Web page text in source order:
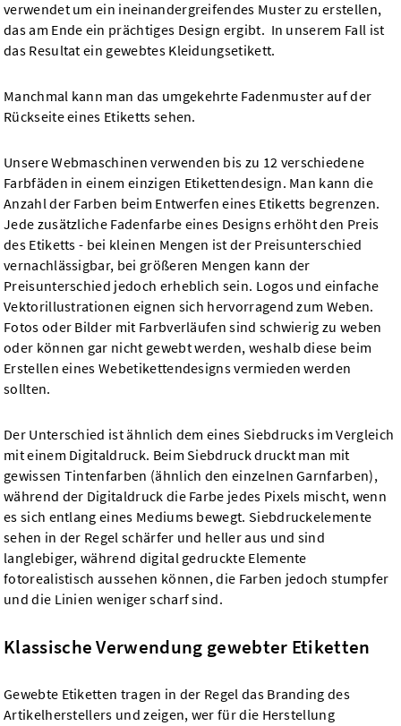
verwendet um ein ineinandergreifendes Muster zu erstellen,
das am Ende ein prächtiges Design ergibt. In unserem Fall ist
das Resultat ein gewebtes Kleidungsetikett.
Manchmal kann man das umgekehrte Fadenmuster auf der
Rückseite eines Etiketts sehen.
Unsere Webmaschinen verwenden bis zu 12 verschiedene
Farbfäden in einem einzigen Etikettendesign. Man kann die
Anzahl der Farben beim Entwerfen eines Etiketts begrenzen.
Jede zusätzliche Fadenfarbe eines Designs erhöht den Preis
des Etiketts - bei kleinen Mengen ist der Preisunterschied
vernachlässigbar, bei größeren Mengen kann der
Preisunterschied jedoch erheblich sein. Logos und einfache
Vektorillustrationen eignen sich hervorragend zum Weben.
Fotos oder Bilder mit Farbverläufen sind schwierig zu weben
oder können gar nicht gewebt werden, weshalb diese beim
Erstellen eines Webetikettendesigns vermieden werden
sollten.
Der Unterschied ist ähnlich dem eines Siebdrucks im Vergleich
mit einem Digitaldruck. Beim Siebdruck druckt man mit
gewissen Tintenfarben (ähnlich den einzelnen Garnfarben),
während der Digitaldruck die Farbe jedes Pixels mischt, wenn
es sich entlang eines Mediums bewegt. Siebdruckelemente
sehen in der Regel schärfer und heller aus und sind
langlebiger, während digital gedruckte Elemente
fotorealistisch aussehen können, die Farben jedoch stumpfer
und die Linien weniger scharf sind.
Klassische Verwendung gewebter Etiketten
Gewebte Etiketten tragen in der Regel das Branding des
Artikelherstellers und zeigen, wer für die Herstellung